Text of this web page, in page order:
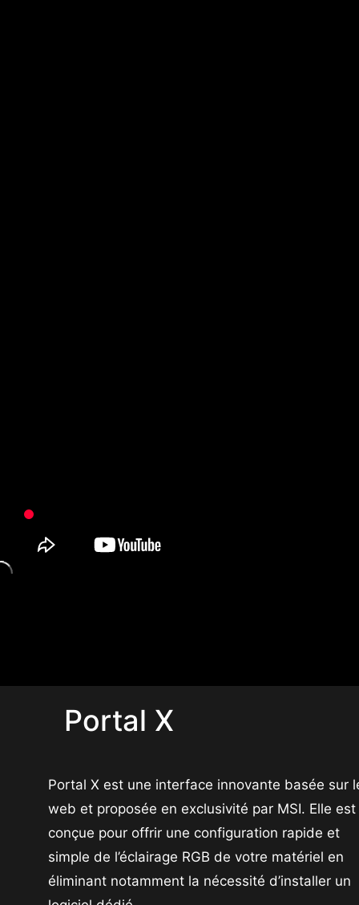
Portal X
Portal X est une interface innovante basée sur
web et proposée en exclusivité par MSI. Elle est
conçue pour offrir une configuration rapide et
simple de l’éclairage RGB de votre matériel en
éliminant notamment la nécessité d’installer un